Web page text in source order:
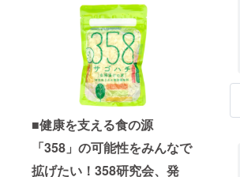
■健康を支える食の源
「358」の可能性をみんなで
拡げたい！358研究会、発